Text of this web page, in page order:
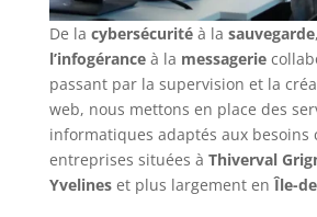
De la cybersécuritéà la sauvegarde
l’infogéranceà la messagerie
passant par la supervision et la
web, nous mettons en place des
informatiques adaptés aux besoins
entreprises situées à Thiverval
Yvelineset plus largement enÎle-